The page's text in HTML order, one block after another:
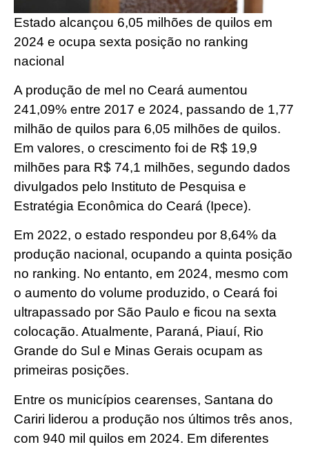
Estado alcançou 6,05 milhões de quilos em
2024 e ocupa sexta posição no ranking
nacional
A produção de mel no Ceará aumentou
241,09% entre 2017 e 2024, passando de 1,77
milhão de quilos para 6,05 milhões de quilos.
Em valores, o crescimento foi de R$ 19,9
milhões para R$ 74,1 milhões, segundo dados
divulgados pelo Instituto de Pesquisa e
Estratégia Econômica do Ceará (Ipece).
Em 2022, o estado respondeu por 8,64% da
produção nacional, ocupando a quinta posição
no ranking. No entanto, em 2024, mesmo com
o aumento do volume produzido, o Ceará foi
ultrapassado por São Paulo e ficou na sexta
colocação. Atualmente, Paraná, Piauí, Rio
Grande do Sul e Minas Gerais ocupam as
primeiras posições.
Entre os municípios cearenses, Santana do
Cariri liderou a produção nos últimos três anos,
com 940 mil quilos em 2024. Em diferentes